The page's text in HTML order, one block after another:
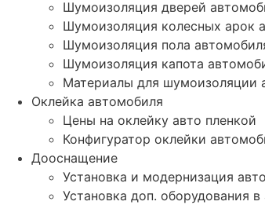
Шумоизоляция дверей
Шумоизоляция колесных арок
Шумоизоляция пола
Шумоизоляция капота
Материалы для шумоизоляции
Оклейка автомобиля
Цены на оклейку авто пленкой
Конфигуратор оклейки
Дооснащение
Установка и модернизация
Установка доп. оборудования